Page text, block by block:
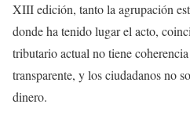
XIII edición, tanto la agrupación
donde ha tenido lugar el acto,
tributario actual no tiene
transparente, y los ciudadanos no
dinero.